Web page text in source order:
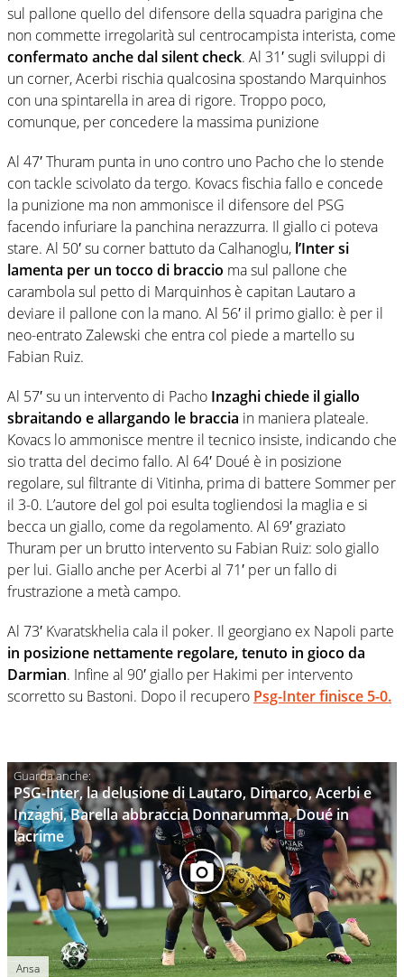
sul pallone quello del difensore della squadra parigina che
non commette irregolarità sul centrocampista interista, come
confermato anche dal silent check. Al 31′ sugli sviluppi di
un corner, Acerbi rischia qualcosina spostando Marquinhos
con una spintarella in area di rigore. Troppo poco,
comunque, per concedere la massima punizione
Al 47′ Thuram punta in uno contro uno Pacho che lo stende
con tackle scivolato da tergo. Kovacs fischia fallo e concede
la punizione ma non ammonisce il difensore del PSG
facendo infuriare la panchina nerazzurra. Il giallo ci poteva
stare. Al 50′ su corner battuto da Calhanoglu, l’Inter si
lamenta per un tocco di braccio ma sul pallone che
carambola sul petto di Marquinhos è capitan Lautaro a
deviare il pallone con la mano. Al 56′ il primo giallo: è per il
neo-entrato Zalewski che entra col piede a martello su
Fabian Ruiz.
Al 57′ su un intervento di Pacho Inzaghi chiede il giallo
sbraitando e allargando le braccia in maniera plateale.
Kovacs lo ammonisce mentre il tecnico insiste, indicando che
sio tratta del decimo fallo. Al 64′ Doué è in posizione
regolare, sul filtrante di Vitinha, prima di battere Sommer per
il 3-0. L’autore del gol poi esulta togliendosi la maglia e si
becca un giallo, come da regolamento. Al 69′ graziato
Thuram per un brutto intervento su Fabian Ruiz: solo giallo
per lui. Giallo anche per Acerbi al 71′ per un fallo di
frustrazione a metà campo.
Al 73′ Kvaratskhelia cala il poker. Il georgiano ex Napoli parte
in posizione nettamente regolare, tenuto in gioco da
Darmian. Infine al 90′ giallo per Hakimi per intervento
scorretto su Bastoni. Dopo il recupero Psg-Inter finisce 5-0.
PSG-Inter, la delusione di Lautaro, Dimarco, Acerbi e
Inzaghi, Barella abbraccia Donnarumma, Doué in
lacrime
Ansa